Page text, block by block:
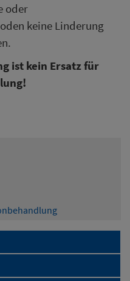
oder
keine Linderung
ist kein Ersatz für